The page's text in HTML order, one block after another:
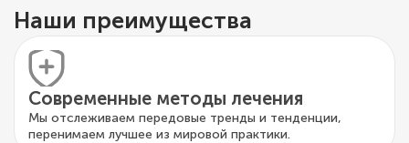
Наши преимущества
Современные методы лечения
Мы отслеживаем передовые тренды и тенденции,
перенимаем лучшее из мировой практики.